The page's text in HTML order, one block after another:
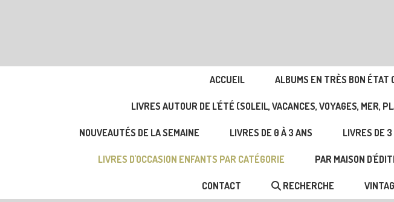
ACCUEIL ALBUMS EN TRÈS BON ÉTAT
LIVRES AUTOUR DE L'ÉTÉ (SOLEIL, VACANCES, VOYAGES, MER,
NOUVEAUTÉS DE LA SEMAINE LIVRES DE 0 À 3 ANS LIVRES DE
LIVRES D'OCCASION ENFANTS PAR CATÉGORIE PAR MAISON
CONTACT RECHERCHE